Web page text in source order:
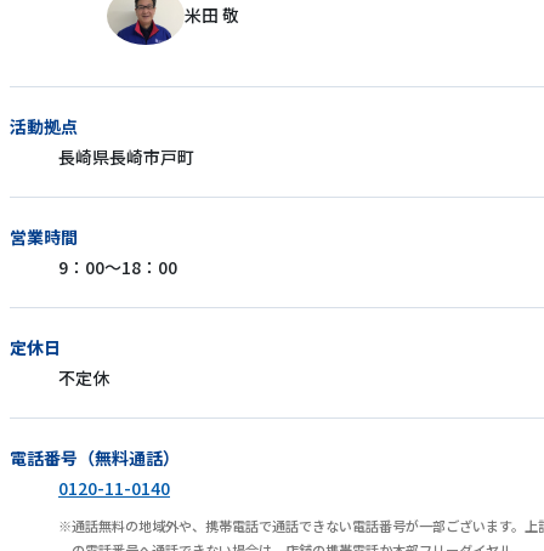
米田 敬
活動拠点
長崎県長崎市戸町
営業時間
9：00～18：00
定休日
不定休
電話番号（無料通話）
0120-11-0140
通話無料の地域外や、携帯電話で通話できない電話番号が一部ございます。上